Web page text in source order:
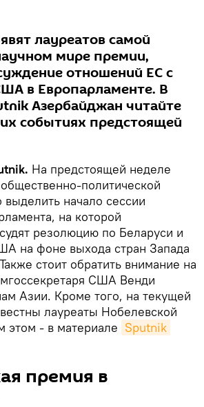
лауреатов самой
мире премии,
отношений ЕС с
в Европарламенте. В
Азербайджан читайте
событиях предстоящей
На предстоящей неделе
политической
начало сессии
на которой
резолюцию по Беларуси и
на фоне выхода стран Запада
стоит обратить внимание на
США Венди
Азии. Кроме того, на текущей
лауреаты Нобелевской
этом - в материале Sputnik
премия в